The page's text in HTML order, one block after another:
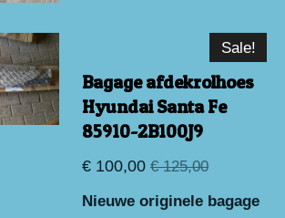
Sale!
Bagage afdekrolhoes
Hyundai Santa Fe
85910-2B100J9
€ 100,00 € 125,00
Nieuwe originele bagage